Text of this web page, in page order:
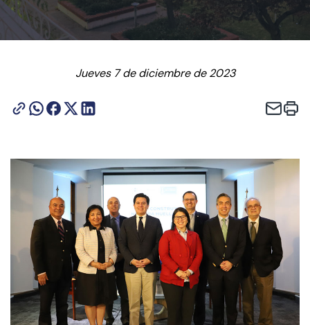
Estudiantes
Biblioteca
Language Center
Contacto y Horarios
modo claro
Jueves 7 de diciembre de 2023